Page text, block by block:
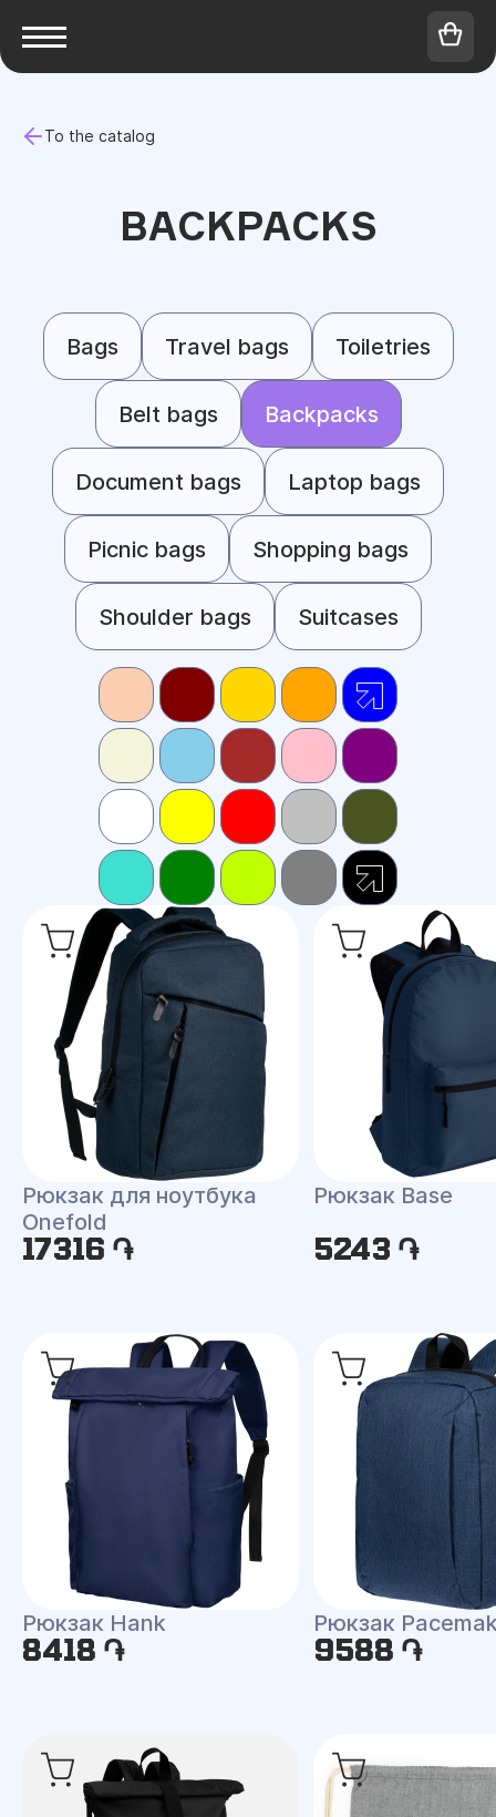
To the catalog
BACKPACKS
Bags Travel bags Toiletries
Belt bags Backpacks
Document bags Laptop bags
Picnic bags Shopping bags
Shoulder bags Suitcases
Рюкзак для ноутбука
Onefold
17316 ֏
Рюкзак Base
5243 ֏
Рюкзак Hank
8418 ֏
Рюкзак
9588 ֏